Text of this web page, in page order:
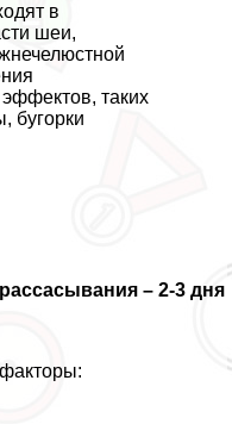
в
шеи,
таких
бугорки
– 2-3 дня